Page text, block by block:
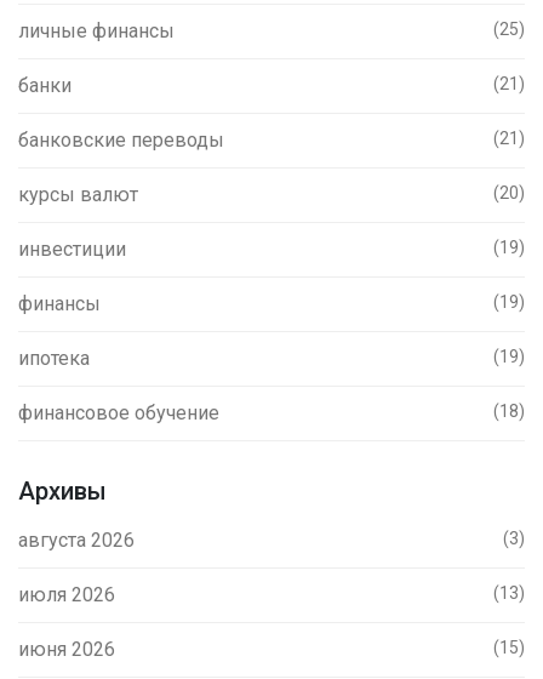
личные финансы (25)
банки (21)
банковские переводы (21)
курсы валют (20)
инвестиции (19)
финансы (19)
ипотека (19)
финансовое обучение (18)
Архивы
августа 2026 (3)
июля 2026 (13)
июня 2026 (15)